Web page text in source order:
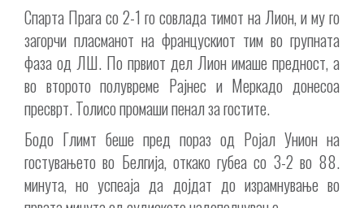
Спарта Прага со 2-1 го совлада тимот на Лион, и му го
загорчи пласманот на францускиот тим во групната
фаза од ЛШ. По првиот дел Лион имаше предност, а
во второто полувреме Рајнес и Меркадо донесоа
пресврт. Толисо промаши пенал за гостите.
Бодо Глимт беше пред пораз од Ројал Унион на
гостувањето во Белгија, откако губеа со 3-2 во 88.
минута, но успеаја да дојдат до израмнување во